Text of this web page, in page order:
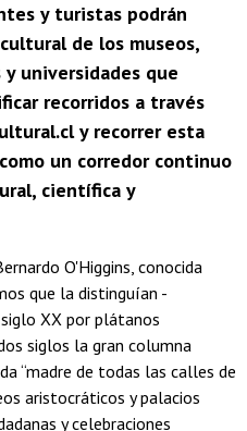
y turistas podrán
de los museos,
universidades que
recorridos a través
y recorrer esta
un corredor continuo
científica y
O'Higgins, conocida
que la distinguían -
XX por plátanos
siglos la gran columna
“madre de todas las calles de
aristocráticos y palacios
y celebraciones